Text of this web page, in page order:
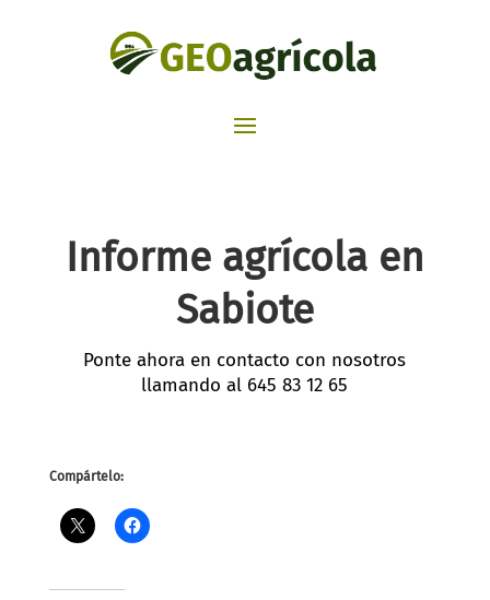
Informe agrícola en
Sabiote
Ponte ahora en contacto con nosotros
llamando al 645 83 12 65
Compártelo: